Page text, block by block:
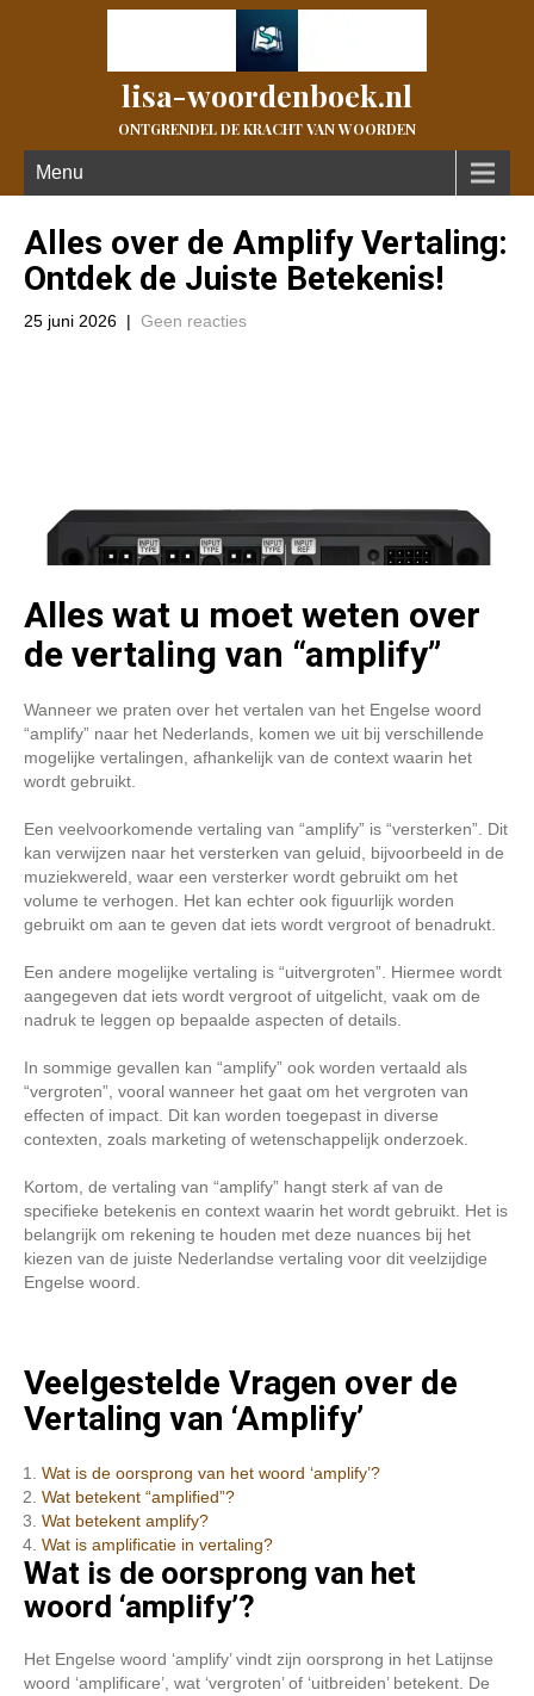
lisa-woordenboek.nl
ONTGRENDEL DE KRACHT VAN WOORDEN
Menu
Alles over de Amplify Vertaling:
Ontdek de Juiste Betekenis!
25 juni 2026 | Geen reacties
Alles wat u moet weten over
de vertaling van “amplify”
Wanneer we praten over het vertalen van het Engelse woord
“amplify” naar het Nederlands, komen we uit bij verschillende
mogelijke vertalingen, afhankelijk van de context waarin het
wordt gebruikt.
Een veelvoorkomende vertaling van “amplify” is “versterken”. Dit
kan verwijzen naar het versterken van geluid, bijvoorbeeld in de
muziekwereld, waar een versterker wordt gebruikt om het
volume te verhogen. Het kan echter ook figuurlijk worden
gebruikt om aan te geven dat iets wordt vergroot of benadrukt.
Een andere mogelijke vertaling is “uitvergroten”. Hiermee wordt
aangegeven dat iets wordt vergroot of uitgelicht, vaak om de
nadruk te leggen op bepaalde aspecten of details.
In sommige gevallen kan “amplify” ook worden vertaald als
“vergroten”, vooral wanneer het gaat om het vergroten van
effecten of impact. Dit kan worden toegepast in diverse
contexten, zoals marketing of wetenschappelijk onderzoek.
Kortom, de vertaling van “amplify” hangt sterk af van de
specifieke betekenis en context waarin het wordt gebruikt. Het is
belangrijk om rekening te houden met deze nuances bij het
kiezen van de juiste Nederlandse vertaling voor dit veelzijdige
Engelse woord.
Veelgestelde Vragen over de
Vertaling van ‘Amplify’
Wat is de oorsprong van het woord ‘amplify’?
Wat betekent “amplified”?
Wat betekent amplify?
Wat is amplificatie in vertaling?
Wat is de oorsprong van het
woord ‘amplify’?
Het Engelse woord ‘amplify’ vindt zijn oorsprong in het Latijnse
woord ‘amplificare’, wat ‘vergroten’ of ‘uitbreiden’ betekent. De